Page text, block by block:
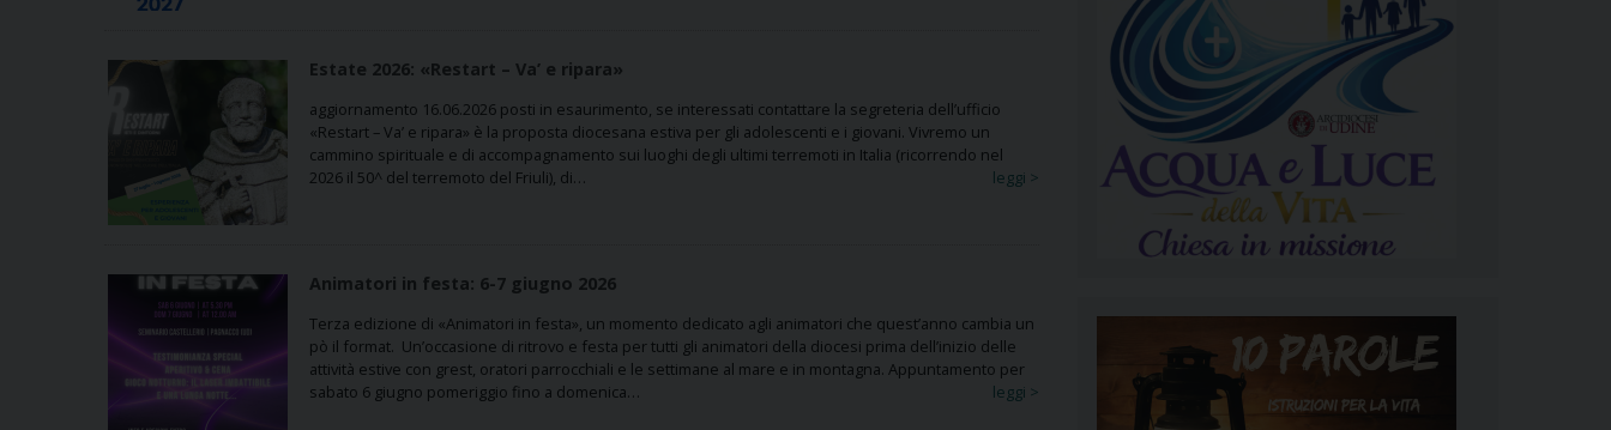
Estate 2026: «Restart – Va’ e ripara»
aggiornamento 16.06.2026 posti in esaurimento, se interessati contattare la segreteria dell’ufficio
«Restart – Va’ e ripara» è la proposta diocesana estiva per gli adolescenti e i giovani. Vivremo un
cammino spirituale e di accompagnamento sui luoghi degli ultimi terremoti in Italia (ricorrendo nel
2026 il 50^ del terremoto del Friuli), di…
leggi >
Animatori in festa: 6-7 giugno 2026
Terza edizione di «Animatori in festa», un momento dedicato agli animatori che quest’anno cambia un
pò il format. Un’occasione di ritrovo e festa per tutti gli animatori della diocesi prima dell’inizio delle
attività estive con grest, oratori parrocchiali e le settimane al mare e in montagna. Appuntamento per
sabato 6 giugno pomeriggio fino a domenica…
leggi >